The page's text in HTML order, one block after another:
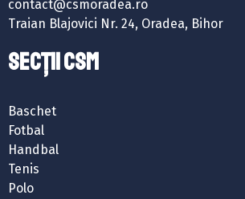
contact@csmoradea.ro
Traian Blajovici Nr. 24, Oradea, Bihor
SECȚII CSM
Baschet
Fotbal
Handbal
Tenis
Polo